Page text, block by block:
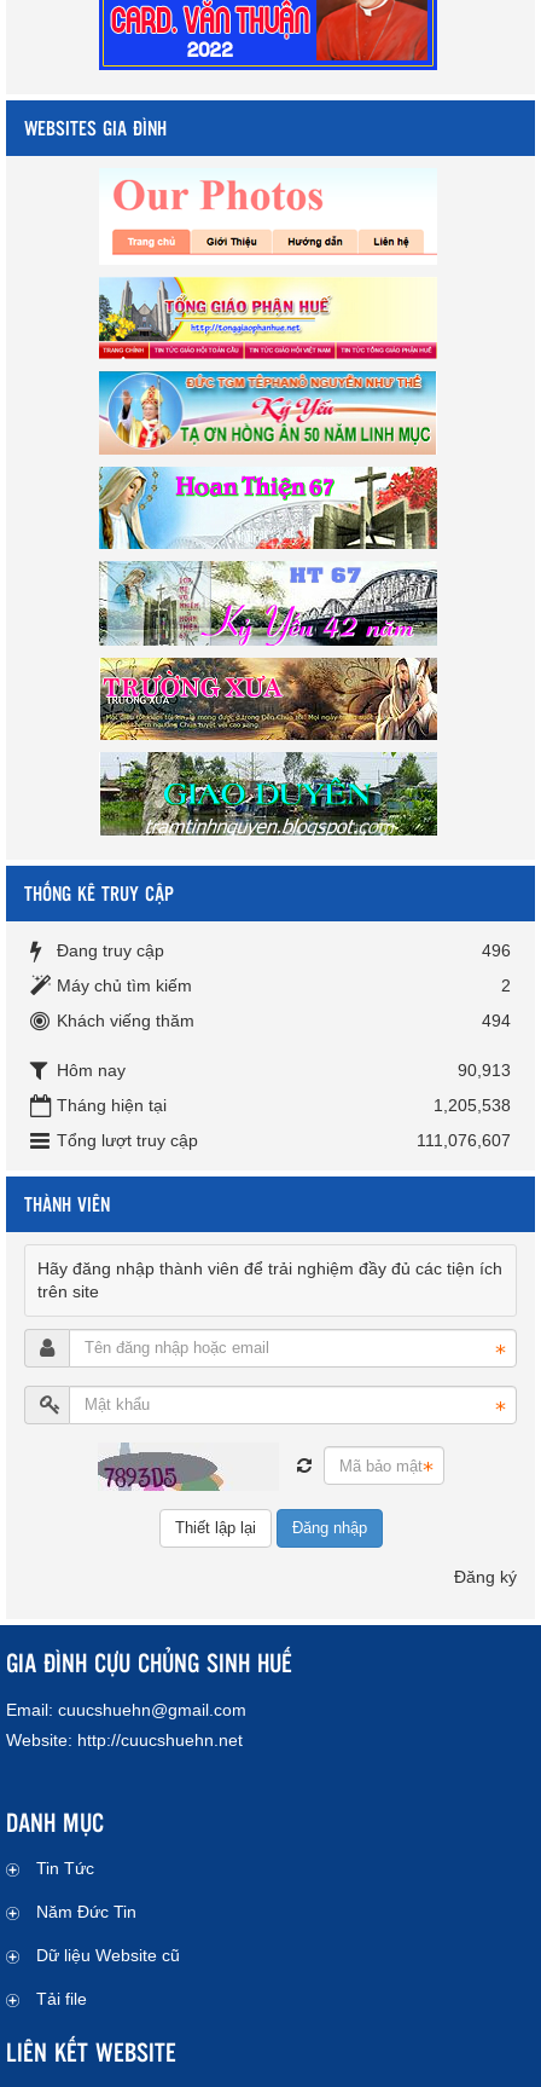
WEBSITES GIA ĐÌNH
THỐNG KÊ TRUY CẬP
Đang truy cập
496
Máy chủ tìm kiếm
2
Khách viếng thăm
494
Hôm nay
90,913
Tháng hiện tại
1,205,538
Tổng lượt truy cập
111,076,607
THÀNH VIÊN
Hãy đăng nhập thành viên để trải nghiệm đầy đủ các tiện ích
trên site
Đăng nhập
Đăng ký
GIA ĐÌNH CỰU CHỦNG SINH HUẾ
Email: cuucshuehn@gmail.com
Website: http://cuucshuehn.net
DANH MỤC
Tin Tức
Năm Đức Tin
Dữ liệu Website cũ
Tải file
LIÊN KẾT WEBSITE